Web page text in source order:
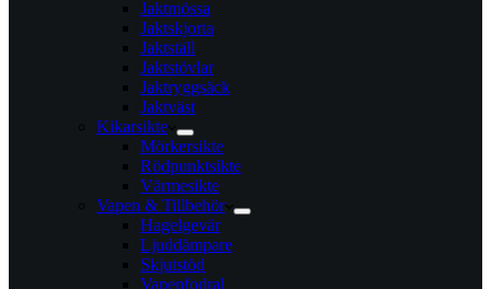
Jaktmössa
Jaktskjorta
Jaktställ
Jaktstövlar
Jaktryggsäck
Jaktväst
Kikarsikte
Mörkersikte
Rödpunktsikte
Värmesikte
Vapen & Tillbehör
Hagelgevär
Ljuddämpare
Skjutstöd
Vapenfodral